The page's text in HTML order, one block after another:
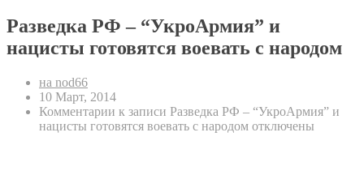
Разведка РФ – “УкроАрмия” и
нацисты готовятся воевать с народом
на nod66
10 Март, 2014
Комментарии к записи Разведка РФ – “УкроАрмия” и
нацисты готовятся воевать с народом отключены